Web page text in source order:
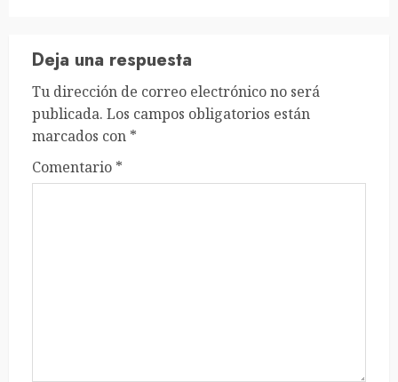
Deja una respuesta
Tu dirección de correo electrónico no será
publicada. Los campos obligatorios están
marcados con *
Comentario *